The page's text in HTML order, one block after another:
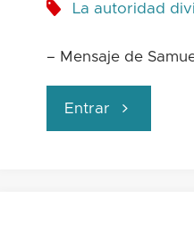
La autoridad
– Mensaje de
Entrar "Nuestras